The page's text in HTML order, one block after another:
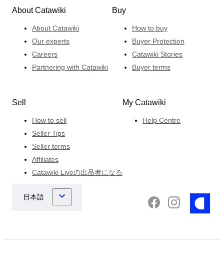
About Catawiki
About Catawiki
Our experts
Careers
Partnering with Catawiki
Buy
How to buy
Buyer Protection
Catawiki Stories
Buyer terms
Sell
How to sell
Seller Tips
Seller terms
Affiliates
Catawiki Liveの出品者になる
My Catawiki
Help Centre